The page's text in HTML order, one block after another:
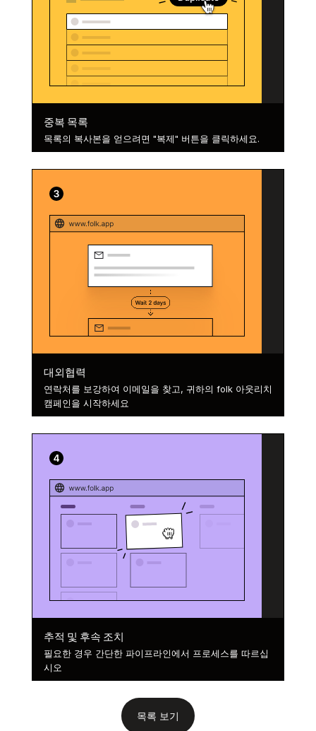
중복 목록
목록의 복사본을 얻으려면 "복제" 버튼을 클릭하세요.
대외협력
연락처를 보강하여 이메일을 찾고, 귀하의 folk 아웃리치
캠페인을 시작하세요
추적 및 후속 조치
필요한 경우 간단한 파이프라인에서 프로세스를 따르십
시오
목록 보기